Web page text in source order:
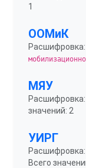
1
ООМиК
Расшифровка:
МЯУ
Расшифровка:
значений: 2
УИРГ
Расшифровка:
Всего